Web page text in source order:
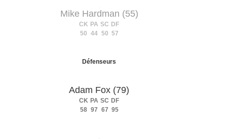
Mike Hardman (55)
CK PA SC DF
50 44 50 57
Défenseurs
Adam Fox (79)
CK PA SC DF
58 97 67 95